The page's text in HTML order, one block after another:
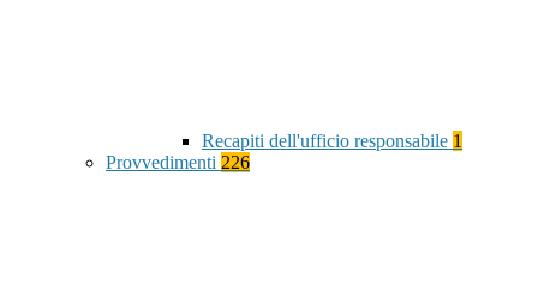
Recapiti dell'ufficio responsabile 1
Provvedimenti 226